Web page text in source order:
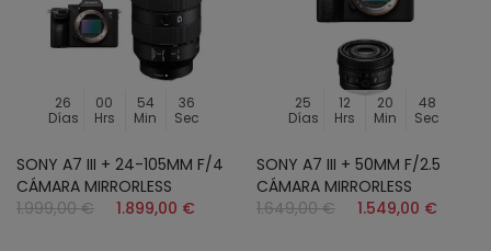
26
Días
00
Hrs
54
Min
34
Sec
SONY A7 III + 24-105MM F/4
CÁMARA MIRRORLESS
1.999,00 €
1.899,00 €
25
Días
12
Hrs
20
Min
46
Sec
SONY A7 III + 50MM F/2.5
CÁMARA MIRRORLESS
1.649,00 €
1.549,00 €